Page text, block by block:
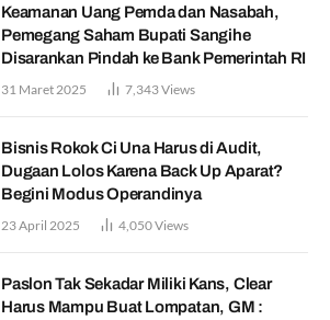
Keamanan Uang Pemda dan Nasabah,
Pemegang Saham Bupati Sangihe
Disarankan Pindah ke Bank Pemerintah RI
31 Maret 2025 7,343Views
Bisnis Rokok Ci Una Harus di Audit,
Dugaan Lolos Karena Back Up Aparat?
Begini Modus Operandinya
23 April 2025 4,050Views
Paslon Tak Sekadar Miliki Kans, Clear
Harus Mampu Buat Lompatan, GM :